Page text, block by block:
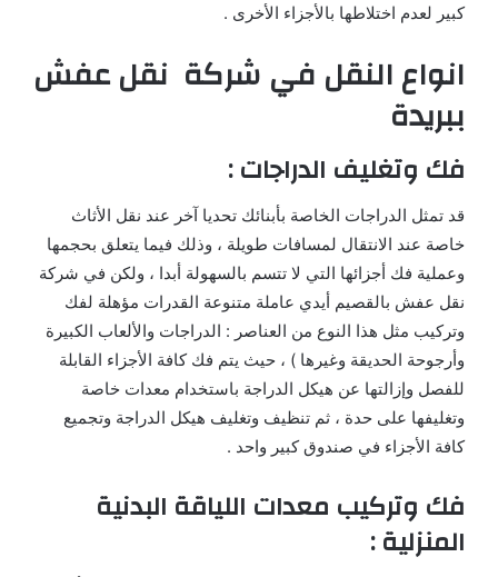
كبير لعدم اختلاطها بالأجزاء الأخرى .
انواع النقل في شركة نقل عفش
ببريدة
فك وتغليف الدراجات :
قد تمثل الدراجات الخاصة بأبنائك تحديا آخر عند نقل الأثاث
خاصة عند الانتقال لمسافات طويلة ، وذلك فيما يتعلق بحجمها
وعملية فك أجزائها التي لا تتسم بالسهولة أبدا ، ولكن في شركة
نقل عفش بالقصيم أيدي عاملة متنوعة القدرات مؤهلة لفك
وتركيب مثل هذا النوع من العناصر : الدراجات والألعاب الكبيرة
وأرجوحة الحديقة وغيرها ) ، حيث يتم فك كافة الأجزاء القابلة
للفصل وإزالتها عن هيكل الدراجة باستخدام معدات خاصة
وتغليفها على حدة ، ثم تنظيف وتغليف هيكل الدراجة وتجميع
كافة الأجزاء في صندوق كبير واحد .
فك وتركيب معدات اللياقة البدنية
المنزلية :